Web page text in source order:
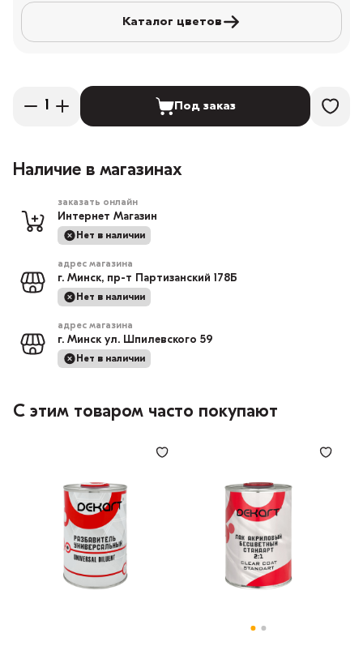
Каталог цветов
Под заказ
Наличие в магазинах
заказать онлайн
Интернет Магазин
Нет в наличии
адрес магазина
г. Минск, пр-т Партизанский 178Б
Нет в наличии
адрес магазина
г. Минск ул. Шпилевского 59
Нет в наличии
С этим товаром часто покупают